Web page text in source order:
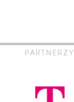
PARTNERZY